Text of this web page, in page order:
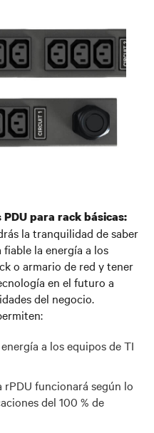
para rack básicas:
la tranquilidad de saber
la energía a los
o armario de red y tener
en el futuro a
del negocio.
a los equipos de TI
rPDU funcionará según lo
del 100 % de